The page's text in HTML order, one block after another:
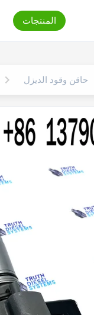
المنتجات
حاقن وقود الديزل